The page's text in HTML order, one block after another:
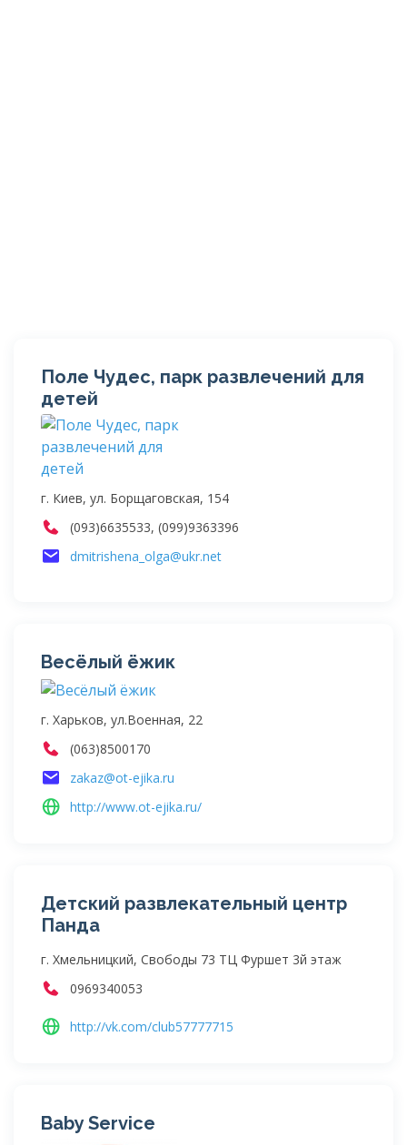
Поле Чудес, парк развлечений для
детей
г. Киев, ул. Борщаговская, 154
(093)6635533, (099)9363396
dmitrishena_olga@ukr.net
Весёлый ёжик
г. Харьков, ул.Военная, 22
(063)8500170
zakaz@ot-ejika.ru
http://www.ot-ejika.ru/
Детский развлекательный центр
Панда
г. Хмельницкий, Свободы 73 ТЦ Фуршет 3й этаж
0969340053
http://vk.com/club57777715
Baby Service